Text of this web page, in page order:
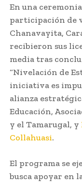
En una
participación de
Chanavayita,
recibieron sus
media tras
“Nivelación de
iniciativa es
alianza
Educación,
y el Tamarugal, y
Collahuasi.
El programa se
busca apoyar en